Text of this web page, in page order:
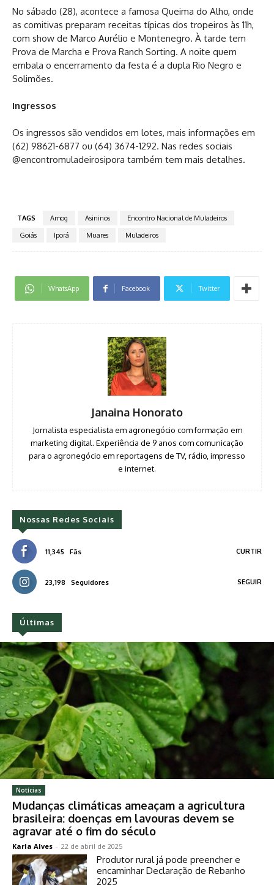
No sábado (28), acontece a famosa Queima do Alho, onde
as comitivas preparam receitas típicas dos tropeiros às 11h,
com show de Marco Aurélio e Montenegro. À tarde tem
Prova de Marcha e Prova Ranch Sorting. A noite quem
embala o encerramento da festa é a dupla Rio Negro e
Solimões.
Ingressos
Os ingressos são vendidos em lotes, mais informações em
(62) 98621-6877 ou (64) 3674-1292. Nas redes sociais
@encontromuladeirosipora também tem mais detalhes.
TAGS Amog Asininos
Encontro Nacional de Muladeiros
Goiás
Iporá Muares Muladeiros
WhatsApp Facebook Twitter
Janaina Honorato
Jornalista especialista em agronegócio com formação em
marketing digital. Experiência de 9 anos com comunicação
para o agronegócio em reportagens de TV, rádio, impresso
e internet.
Nossas Redes Sociais
11,345 Fãs CURTIR
23,198 Seguidores SEGUIR
Últimas
Notícias
Mudanças climáticas ameaçam a agricultura
brasileira: doenças em lavouras devem se
agravar até o fim do século
Karla Alves - 22 de abril de 2025
Produtor rural já pode preencher e
encaminhar Declaração de Rebanho
2025